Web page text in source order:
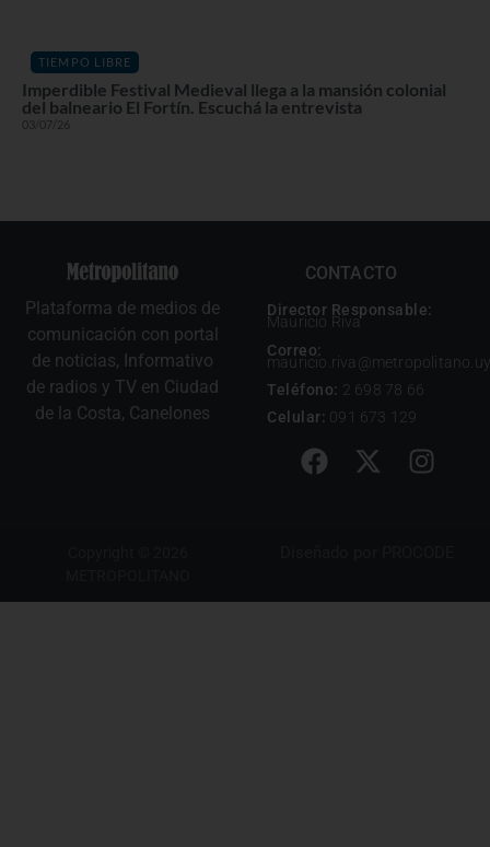
TIEMPO LIBRE
Imperdible Festival Medieval llega a la mansión colonial
del balneario El Fortín. Escuchá la entrevista
03/07/26
Plataforma de medios de
comunicación con portal
de noticias, Informativo
de radios y TV en Ciudad
de la Costa, Canelones
CONTACTO
Director Responsable:
Mauricio Riva
Correo:
mauricio.riva@metropolitano.uy
Teléfono: 2 698 78 66
Celular: 091 673 129